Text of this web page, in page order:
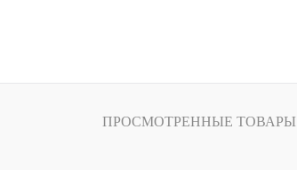
наличии
ПРОСМОТРЕННЫЕ ТОВАРЫ